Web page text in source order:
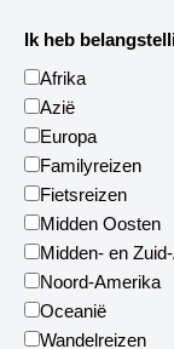
Ik heb
Afrika
Azië
Europa
Familyreizen
Fietsreizen
Midden Oosten
Midden- en
Noord-Amerika
Oceanië
Wandelreizen